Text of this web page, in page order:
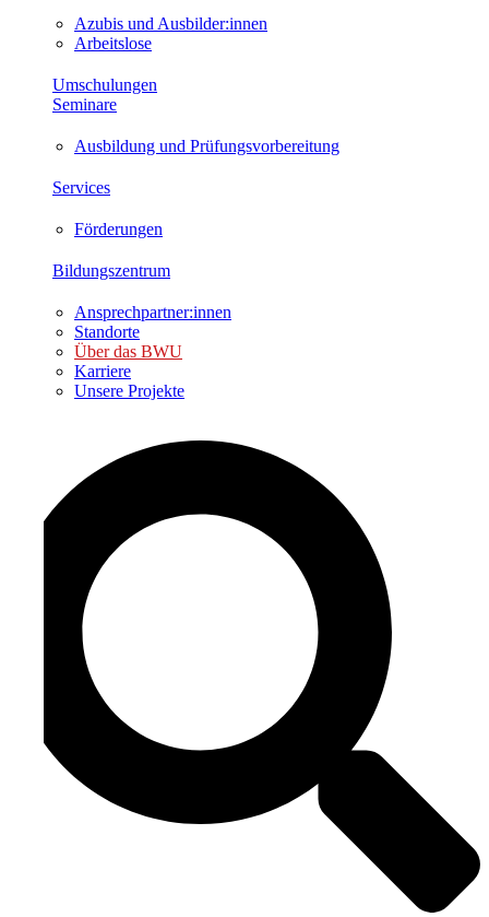
Azubis und Ausbilder:innen
Arbeitslose
Umschulungen
Seminare
Ausbildung und Prüfungsvorbereitung
Services
Förderungen
Bildungszentrum
Ansprechpartner:innen
Standorte
Über das BWU
Karriere
Unsere Projekte